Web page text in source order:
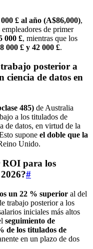
£ al año (A$86,000),
de primer
000 £, mientras que los
000 £ y 42 000 £.
posterior a
ciencia de datos en
485) de Australia
a los titulados de
de datos, en virtud de la
supone el doble que la
Unido.
ROI para los
#
un 22 % superior al del
trabajo posterior a los
iniciales más altos
seguimiento de
de los titulados de
en un plazo de dos